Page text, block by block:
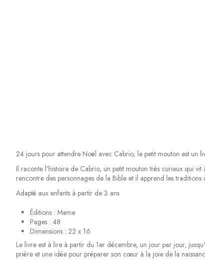
24 jours pour attendre Noël avec Cabrio, le petit mouton est un
Il raconte l'histoire de Cabrio, un petit mouton très curieux qui
rencontre des personnages de la Bible et il apprend les
Adapté aux enfants à partir de 3 ans
Éditions : Mame
Pages : 48
Dimensions : 22 x 16
Le livre est à lire à partir du 1er décembre, un jour par jour,
prière et une idée pour préparer son cœur à la joie de la